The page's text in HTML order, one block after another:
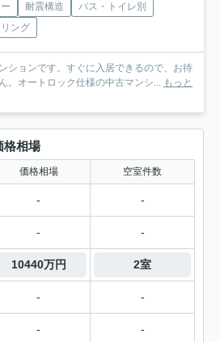
耐震構造
バス・トイレ別
ング
ションです。すぐに入居できるので、お待
。オートロック仕様の中古マンシ... もっと
格相場
価格相場 空室件数
- -
- -
10440万円 2室
- -
- -